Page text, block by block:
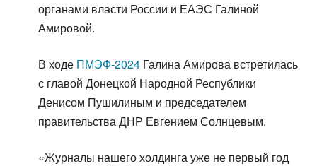
органами власти России и ЕАЭС Галиной
Амировой.
В ходе ПМЭФ-2024Галина Амирова встретилась
с главой Донецкой Народной Республики
Денисом Пушилиным и председателем
правительства ДНР Евгением Солнцевым.
«Журналы нашего холдинга уже не первый год